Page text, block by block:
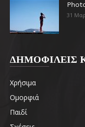
31
ΔΗΜΟΦΙΛΕΙΣ
Χρήσιμα
Ομορφιά
Παιδί